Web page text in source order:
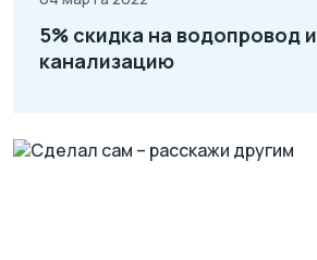
5% скидка на водопровод и
канализацию